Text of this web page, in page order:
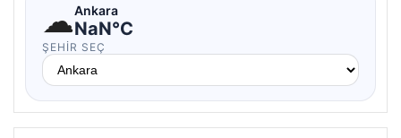
☁Ankara
NaN°C
ŞEHIR SEÇ